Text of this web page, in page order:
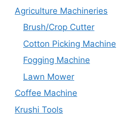
Agriculture Machineries
Brush/Crop Cutter
Cotton Picking Machine
Fogging Machine
Lawn Mower
Coffee Machine
Krushi Tools